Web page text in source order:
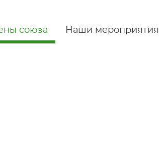
союза Наши мероприятия